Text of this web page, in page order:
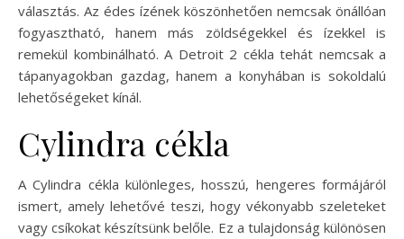
választás. Az édes ízének köszönhetően nemcsak önállóan
fogyasztható, hanem más zöldségekkel és ízekkel is
remekül kombinálható. A Detroit 2 cékla tehát nemcsak a
tápanyagokban gazdag, hanem a konyhában is sokoldalú
lehetőségeket kínál.
Cylindra cékla
A Cylindra cékla különleges, hosszú, hengeres formájáról
ismert, amely lehetővé teszi, hogy vékonyabb szeleteket
vagy csíkokat készítsünk belőle. Ez a tulajdonság különösen